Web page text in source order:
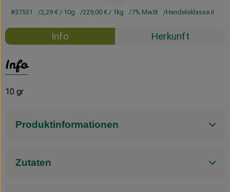
#37531 2,29 € / 10g 229,00 € / 1kg 7% MwSt Handelsklasse II
Info Herkunft
Info
10 gr
Produktinformationen
Zutaten